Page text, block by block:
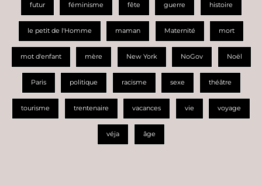
futur féminisme fête guerre histoire
le petit de l'Homme maman Maternité mort
mot d'enfant mère New York NoGov Noël
Paris politique racisme sexe théâtre
tourisme trentenaire vacances vie voyage
véja âge